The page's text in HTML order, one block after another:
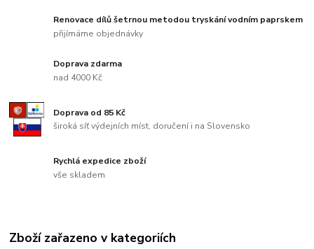
Renovace dílů šetrnou metodou tryskání vodním paprskem
přijímáme objednávky
Doprava zdarma
nad 4000 Kč
Doprava od 85 Kč
široká síť výdejních míst, doručení i na Slovensko
Rychlá expedice zboží
vše skladem
Zboží zařazeno v kategoriích